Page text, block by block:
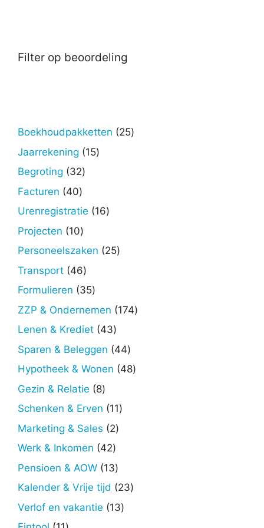
Filter op beoordeling
Boekhoudpakketten 2525
Jaarrekening 1515
Begroting 3232
Facturen 4040
producten
Urenregistratie 1616
Projecten 1010
producten
Personeelszaken 2525
Transport 4646
producten
Formulieren 3535
producten
ZZP & Ondernemen 174174
Lenen & Krediet 4343
producten
Sparen & Beleggen 4444
producten
Hypotheek & Wonen 4848
Gezin & Relatie 88
producten
Schenken & Erven 1111
Marketing & Sales 22
Werk & Inkomen 4242
producten
Pensioen & AOW 1313
producten
Kalender & Vrije tijd 2323
Verlof en vakantie 1313